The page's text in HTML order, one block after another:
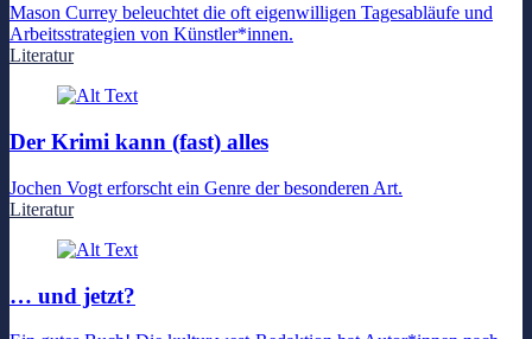
Mason Currey beleuchtet die oft eigenwilligen Tagesabläufe und
Arbeitsstrategien von Künstler*innen.
Literatur
Der Krimi kann (fast) alles
Jochen Vogt erforscht ein Genre der besonderen Art.
Literatur
… und jetzt?